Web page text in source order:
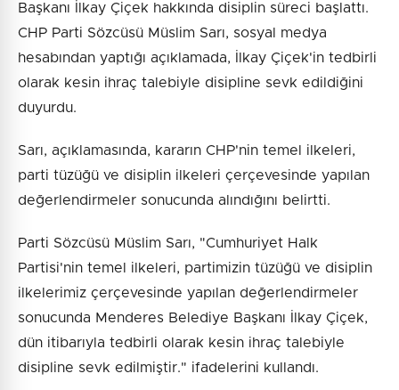
Başkanı İlkay Çiçek hakkında disiplin süreci başlattı.
CHP Parti Sözcüsü Müslim Sarı, sosyal medya
hesabından yaptığı açıklamada, İlkay Çiçek'in tedbirli
olarak kesin ihraç talebiyle disipline sevk edildiğini
duyurdu.
Sarı, açıklamasında, kararın CHP'nin temel ilkeleri,
parti tüzüğü ve disiplin ilkeleri çerçevesinde yapılan
değerlendirmeler sonucunda alındığını belirtti.
Parti Sözcüsü Müslim Sarı, "Cumhuriyet Halk
Partisi'nin temel ilkeleri, partimizin tüzüğü ve disiplin
ilkelerimiz çerçevesinde yapılan değerlendirmeler
sonucunda Menderes Belediye Başkanı İlkay Çiçek,
dün itibarıyla tedbirli olarak kesin ihraç talebiyle
disipline sevk edilmiştir." ifadelerini kullandı.